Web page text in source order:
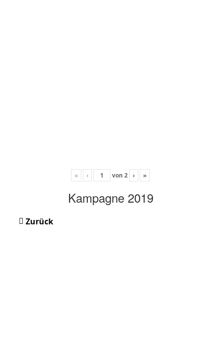
« ‹ von 2 › »
Kampagne 2019
Zurück